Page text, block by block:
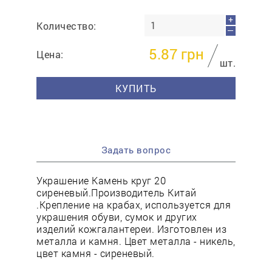
Количество:
+
—
Цена: 5.87 грн
шт.
КУПИТЬ
Задать вопрос
Украшение Камень круг 20
сиреневый.Производитель Китай
.Крепление на крабах, используется для
украшения обуви, сумок и других
изделий кожгалантереи. Изготовлен из
металла и камня. Цвет металла - никель,
цвет камня - сиреневый.